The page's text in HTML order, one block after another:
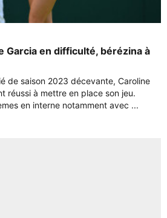
Garcia en difficulté, bérézina à
de saison 2023 décevante, Caroline
réussi à mettre en place son jeu.
en interne notamment avec ...